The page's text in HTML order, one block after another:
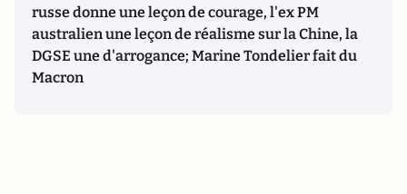
russe donne une leçon de courage, l'ex PM
australien une leçon de réalisme sur la Chine, la
DGSE une d'arrogance; Marine Tondelier fait du
Macron